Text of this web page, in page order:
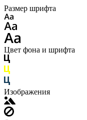
Размер шрифта
Цвет фона и шрифта
Изображения